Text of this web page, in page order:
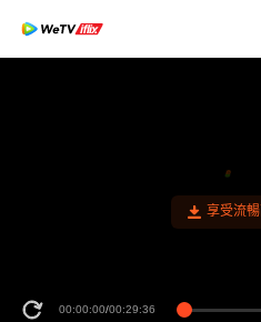
享受流
00:00:00/00:29:36